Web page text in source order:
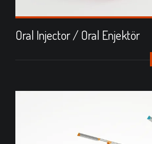
Oral Injector / Oral Enjektör